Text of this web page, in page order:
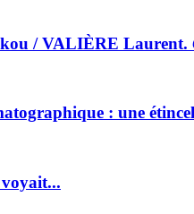
/ VALIÈRE Laurent.
: une
voyait...